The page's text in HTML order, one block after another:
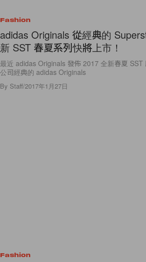
Fashion
adidas Originals 從經典的
新 SST 春夏系列快將上市！
最近 adidas Originals 發佈 2017 全新春夏 SST
公司經典的 adidas Originals
By Staff/2017年1月27日
Fashion